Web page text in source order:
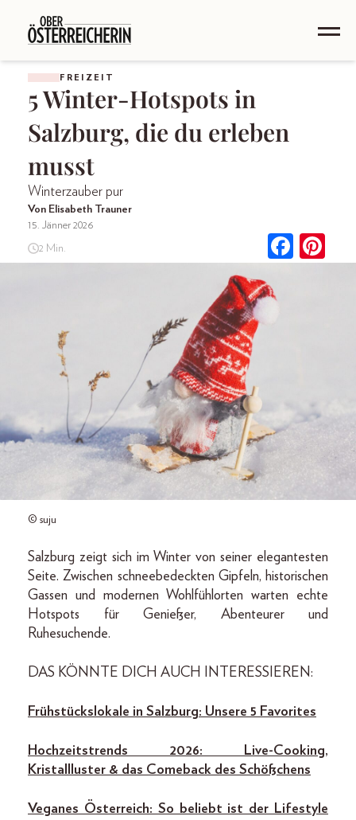
FREIZEIT
5 Winter-Hotspots in
Salzburg, die du erleben
musst
Winterzauber pur
Von Elisabeth Trauner
15. Jänner 2026
2 Min.
© suju
Salzburg zeigt sich im Winter von seiner elegantesten
Seite. Zwischen schneebedeckten Gipfeln, historischen
Gassen und modernen Wohlfühlorten warten echte
Hotspots für Genießer, Abenteurer und
Ruhesuchende.
DAS KÖNNTE DICH AUCH INTERESSIEREN:
Frühstückslokale in Salzburg: Unsere 5 Favorites
Hochzeitstrends 2026: Live-Cooking,
Kristallluster & das Comeback des Schößchens
Veganes Österreich: So beliebt ist der Lifestyle